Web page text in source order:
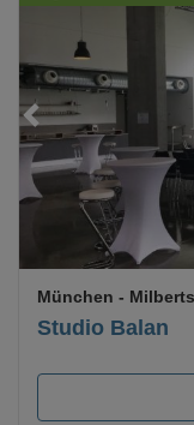
Studio Balan
München -